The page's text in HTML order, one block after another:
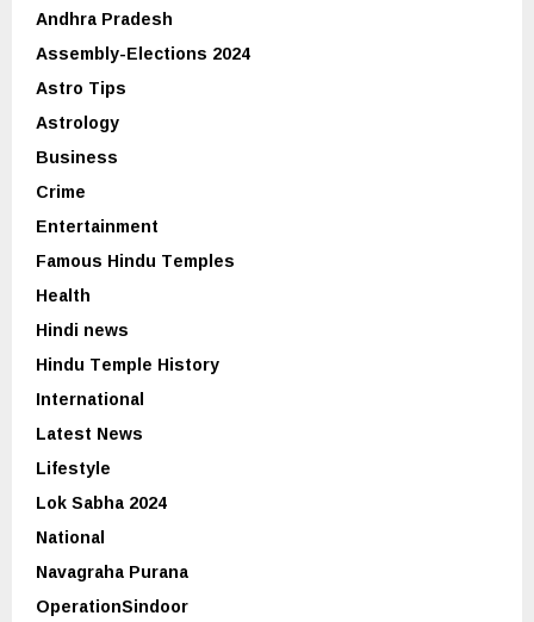
Andhra Pradesh
Assembly-Elections 2024
Astro Tips
Astrology
Business
Crime
Entertainment
Famous Hindu Temples
Health
Hindi news
Hindu Temple History
International
Latest News
Lifestyle
Lok Sabha 2024
National
Navagraha Purana
OperationSindoor